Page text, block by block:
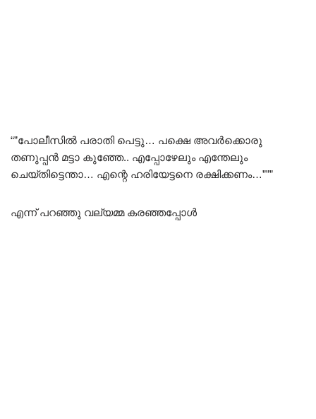
“”പോലീസിൽ പരാതി പെട്ടു… പക്ഷെ അവർക്കൊരു
തണുപ്പൻ മട്ടാ കുഞ്ഞേ.. എപ്പോഴേലും എന്തേലും
ചെയ്തിട്ടെന്താ… എന്റെ ഹരിയേട്ടനെ രക്ഷിക്കണം…”””
എന്ന് പറഞ്ഞു വല്യമ്മ കരഞ്ഞപ്പോൾ